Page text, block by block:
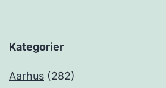
Kategorier
Aarhus (282)